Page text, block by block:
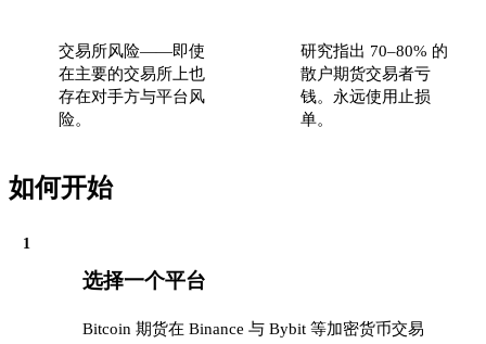
交易所风险——即使
在主要的交易所上也
存在对手方与平台风
险。
研究指出 70–80% 的
散户期货交易者亏
钱。永远使用止损
单。
如何开始
1
选择一个平台
Bitcoin 期货在 Binance 与 Bybit 等加密货币交易